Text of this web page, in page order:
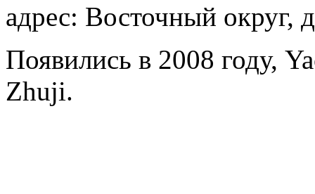
адрес: Восточный округ,
Появились в 2008 году,
Zhuji.